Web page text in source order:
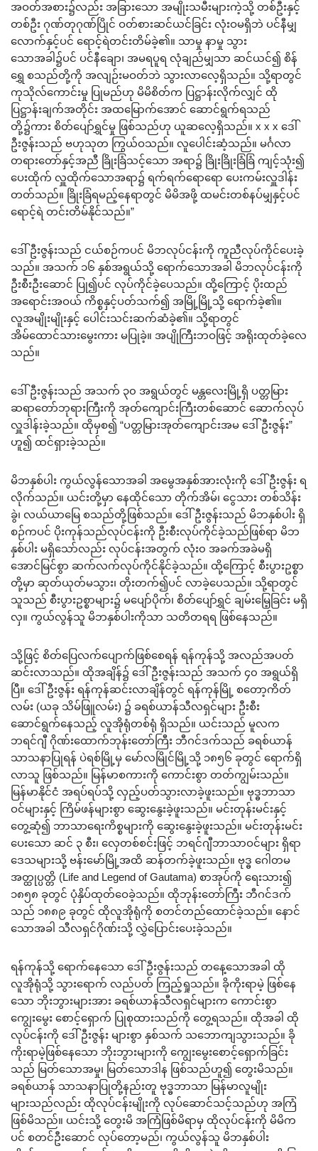
အဝတ်အစား၌လည်း အခြားသော အမျိုးသမီးများကဲ့သို့ တစ်ဦးနှင့်
တစ်ဦး ဂုဏ်တုဂုဏ်ပြိုင် ဝတ်စားဆင်ယင်ခြင်း လုံးဝမရှိဘဲ ပင်နီမျှ
လောက်နှင့်ပင် ရောင့်ရဲတင်းတိမ်ခဲ့၏။ သာမှု နာမှု သွား
သောအခါ၌ပင် ပင်နီချော၊ အမရပူရ လုံချည်မျှသာ ဆင်ယင်၍ စိန်
ရွှေ စသည်တို့ကို အလျဉ်းမဝတ်ဘဲ သွားလာလေ့ရှိသည်။ သို့ရာတွင်
ကုသိုလ်ကောင်းမှု ပြုမည်ဟု မိမိစိတ်က ပြဋ္ဌာန်းလိုက်လျှင် ထို
ပြဋ္ဌာန်းချက်အတိုင်း အထမြောက်အောင် ဆောင်ရွက်ရသည်
တို့၌ကား စိတ်ပျော်ရွှင်မှု ဖြစ်သည်ဟု ယူဆလေ့ရှိသည်။ x x x ဒေါ်
ဦးဇွန်းသည် ဗဟုသုတ ကြွယ်ဝသည်။ လူပေါင်းဆံ့သည်။ မင်္ဂလာ
တရားတော်နှင့်အညီ ခြိုးခြံသင့်သော အရာ၌ ခြိုးခြိုးခြံခြံ ကျင့်သုံး၍
ပေးထိုက် လှူထိုက်သောအရာ၌ ရက်ရက်ရောရော ပေးကမ်းလှူဒါန်း
တတ်သည်။ ခြိုးခြံရမည့်နေရာတွင် မိမိအဖို့ ထမင်းတစ်နပ်မျှနှင့်ပင်
ရောင့်ရဲ တင်းတိမ်နိုင်သည်။”
ဒေါ်ဦးဇွန်းသည် ငယ်စဉ်ကပင် မိဘလုပ်ငန်းကို ကူညီလုပ်ကိုင်ပေးခဲ့
သည်။ အသက် ၁၆ နှစ်အရွယ်သို့ ရောက်သောအခါ မိဘလုပ်ငန်းကို
ဦးစီးဦးဆောင် ပြု၍ပင် လုပ်ကိုင်ခဲ့ပေသည်။ ထို့ကြောင့် ပိုးထည်
အရောင်းအဝယ် ကိစ္စနှင့်ပတ်သက်၍ အမြို့မြို့သို့ ရောက်ခဲ့၏။
လူအမျိုးမျိုးနှင့် ပေါင်းသင်းဆက်ဆံခဲ့၏။ သို့ရာတွင်
အိမ်ထောင်သားမွေးကား မပြုခဲ့။ အပျိုကြီးဘဝဖြင့် အရိုးထုတ်ခဲ့လေ
သည်။
ဒေါ်ဦးဇွန်းသည် အသက် ၃၀ အရွယ်တွင် မန္တလေးမြို့ရှိ ပတ္တမြား
ဆရာတော်ဘုရားကြီးကို အုတ်ကျောင်းကြီးတစ်ဆောင် ဆောက်လုပ်
လှူဒါန်းခဲ့သည်။ ထိုမှစ၍ “ပတ္တမြားအုတ်ကျောင်းအမ ဒေါ်ဦးဇွန်း”
ဟူ၍ ထင်ရှားခဲ့သည်။
မိဘနှစ်ပါး ကွယ်လွန်သောအခါ အမွေအနှစ်အားလုံးကို ဒေါ်ဦးဇွန်း ရ
လိုက်သည်။ ယင်းတို့မှာ နေထိုင်သော တိုက်အိမ်၊ ငွေသား တစ်သိန်း
ခွဲ၊ လယ်ယာမြေ စသည်တို့ဖြစ်သည်။ ဒေါ်ဦးဇွန်းသည် မိဘနှစ်ပါး ရှိ
စဉ်ကပင် ပိုးကုန်သည်လုပ်ငန်းကို ဦးစီးလုပ်ကိုင်ခဲ့သည်ဖြစ်ရာ မိဘ
နှစ်ပါး မရှိသော်လည်း လုပ်ငန်းအတွက် လုံး၀ အခက်အခဲမရှိ
အောင်မြင်စွာ ဆက်လက်လုပ်ကိုင်နိုင်ခဲ့သည်။ ထို့ကြောင့် စီးပွားဥစ္စာ
တို့မှာ ဆုတ်ယုတ်မသွား၊ တိုးတက်၍ပင် လာခဲ့ပေသည်။ သို့ရာတွင်
သူသည် စီးပွားဥစ္စာများ၌ မပျော်ပိုက်၊ စိတ်ပျော်ရွှင် ချမ်းမြေ့ခြင်း မရှိ
လှ။ ကွယ်လွန်သူ မိဘနှစ်ပါးကိုသာ သတိတရရ ဖြစ်နေသည်။
သို့ဖြင့် စိတ်ပြေလက်ပျောက်ဖြစ်စေရန် ရန်ကုန်သို့ အလည်အပတ်
ဆင်းလာသည်။ ထိုအချိန်၌ ဒေါ်ဦးဇွန်းသည် အသက် ၄၀ အရွယ်ရှိ
ပြီ။ ဒေါ်ဦးဇွန်း ရန်ကုန်ဆင်းလာချိန်တွင် ရန်ကုန်မြို့ စတော့ကိတ်
လမ်း (ယခု သိမ်ဖြူလမ်း) ၌ ခရစ်ယာန်သီလရှင်များ ဦးစီး
ဆောင်ရွက်နေသည့် လူအိုရုံတစ်ရုံ ရှိသည်။ ယင်းသည် မူလက
ဘရင်ဂျီ ဂိုဏ်းထောက်ဘုန်းတော်ကြီး ဘီဂင်ဒက်သည် ခရစ်ယာန်
သာသနာပြုရန် ပဲရစ်မြို့မှ မော်လမြိုင်မြို့သို့ ၁၈၅၆ ခုတွင် ရောက်ရှိ
လာသူ ဖြစ်သည်။ မြန်မာစကားကို ကောင်းစွာ တတ်ကျွမ်းသည်။
မြန်မာနိုင်ငံ အရပ်ရပ်သို့ လှည့်ပတ်သွားလာခဲ့ဖူးသည်။ ဗုဒ္ဓဘာသာ
ဝင်များနှင့် ကြိမ်ဖန်များစွာ ဆွေးနွေးခဲ့ဖူးသည်။ မင်းတုန်းမင်းနှင့်
တွေ့ဆုံ၍ ဘာသာရေးကိစ္စများကို ဆွေးနွေးခဲ့ဖူးသည်။ မင်းတုန်းမင်း
ပေးသော ဆင် ၃ စီး၊ လှေတစ်စင်းဖြင့် ဘရင်ဂျီဘာသာဝင်များ ရှိရာ
ဒေသများသို့ ဗန်းမော်မြို့အထိ ဆန်တက်ခဲ့ဖူးသည်။ ဗုဒ္ဓ ဂေါတမ
အတ္ထုပ္ပတ္တိ (Life and Legend of Gautama) စာအုပ်ကို ရေးသား၍
၁၈၅၈ ခုတွင် ပုံနှိပ်ထုတ်ဝေခဲ့သည်။ ထိုဘုန်းတော်ကြီး ဘီဂင်ဒက်
သည် ၁၈၈၉ ခုတွင် ထိုလူအိုရုံကို စတင်တည်ထောင်ခဲ့သည်။ နောင်
သောအခါ သီလရှင်ဂိုဏ်းသို့ လွှဲပြောင်းပေးခဲ့သည်။
ရန်ကုန်သို့ ရောက်နေသော ဒေါ်ဦးဇွန်းသည် တနေ့သောအခါ ထို
လူအိုရုံသို့ သွားရောက် လည်ပတ် ကြည့်ရှုသည်။ ခိုကိုးရာမဲ့ ဖြစ်နေ
သော ဘိုးဘွားများအား ခရစ်ယာန်သီလရှင်များက ကောင်းစွာ
ကျွေးမွေး စောင့်ရှောက် ပြုစုထားသည်ကို တွေ့ရသည်။ ထိုအခါ ထို
လုပ်ငန်းကို ဒေါ်ဦးဇွန်း များစွာ နှစ်သက် သဘောကျသွားသည်။ ခို
ကိုးရာမဲ့ဖြစ်နေသော ဘိုးဘွားများကို ကျွေးမွေးစောင့်ရှောက်ခြင်း
သည် မြတ်သောအမှု၊ မြတ်သောဒါန ဖြစ်သည်ဟူ၍ တွေးမိသည်။
ခရစ်ယာန် သာသနာပြုတို့နည်းတူ ဗုဒ္ဓဘာသာ မြန်မာလူမျိုး
များသည်လည်း ထိုလုပ်ငန်းမျိုးကို လုပ်ဆောင်သင့်သည်ဟု အကြံ
ဖြစ်မိသည်။ ယင်းသို့ တွေးမိ အကြံဖြစ်မိရာမှ ထိုလုပ်ငန်းကို မိမိက
ပင် စတင်ဦးဆောင် လုပ်တော့မည်၊ ကွယ်လွန်သူ မိဘနှစ်ပါး